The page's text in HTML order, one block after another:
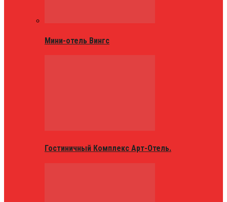
Мини-отель Вингс
Гостиничный Комплекс Арт-Отель.